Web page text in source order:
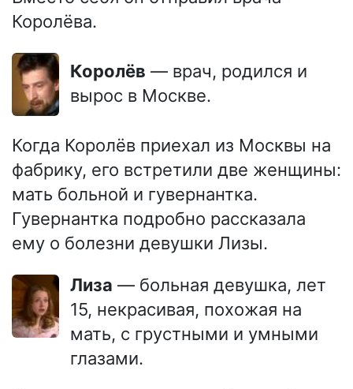
Королёва.
Королёв — врач, родился и
вырос в Москве.
Когда Королёв приехал из Москвы на
фабрику, его встретили две женщины:
мать больной и гувернантка.
Гувернантка подробно рассказала
ему о болезни девушки Лизы.
Лиза — больная девушка, лет
15, некрасивая, похожая на
мать, с грустными и умными
глазами.